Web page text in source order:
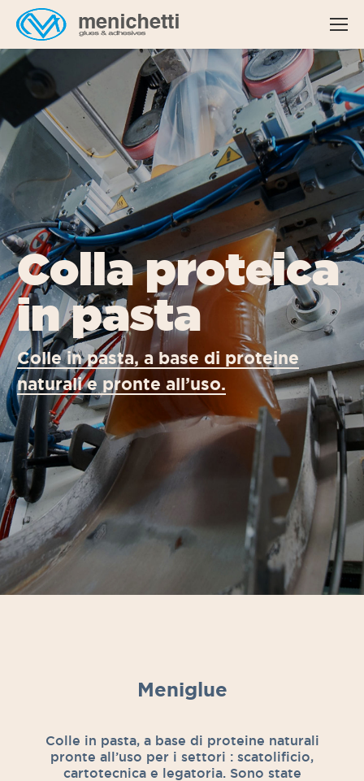
Colla proteica
in pasta
Colle in pasta, a base di proteine
naturali e pronte all’uso.
Meniglue
Colle in pasta, a base di proteine naturali
pronte all’uso per i settori : scatolificio,
cartotecnica e legatoria. Sono state